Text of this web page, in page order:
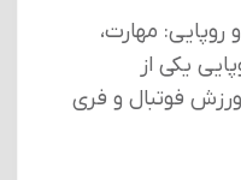
مهارت،
یکی از
فوتبال و فری